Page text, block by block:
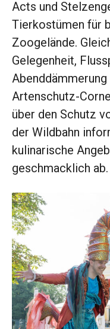
Acts und
Tierkostümen für
Zoogelände.
Gelegenheit,
Artenschutz-
über den Schutz
der Wildbahn
kulinarische
geschmacklich ab.